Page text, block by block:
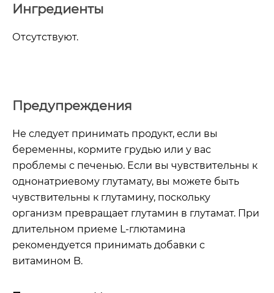
Ингредиенты
Отсутствуют.
Предупреждения
Не следует принимать продукт, если вы
беременны, кормите грудью или у вас
проблемы с печенью. Если вы чувствительны к
однонатриевому глутамату, вы можете быть
чувствительны к глутамину, поскольку
организм превращает глутамин в глутамат. При
длительном приеме L-глютамина
рекомендуется принимать добавки с
витамином B.